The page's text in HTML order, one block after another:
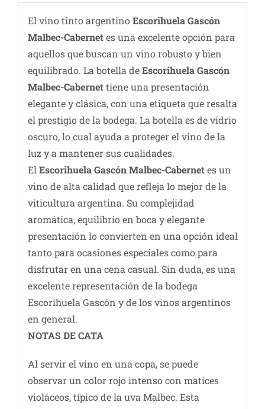
El vino tinto argentinoEscorihuela Gascón
Malbec-Cabernetes una excelente opción para
aquellos que buscan un vino robusto y bien
equilibrado. La botella deEscorihuela Gascón
Malbec-Cabernettiene una presentación
elegante y clásica, con una etiqueta que resalta
el prestigio de la bodega. La botella es de vidrio
oscuro, lo cual ayuda a proteger el vino de la
luz y a mantener sus cualidades.
El Escorihuela Gascón Malbec-Cabernetes un
vino de alta calidad que refleja lo mejor de la
viticultura argentina. Su complejidad
aromática, equilibrio en boca y elegante
presentación lo convierten en una opción ideal
tanto para ocasiones especiales como para
disfrutar en una cena casual. Sin duda, es una
excelente representación de la bodega
Escorihuela Gascón y de los vinos argentinos
en general.
NOTAS DE CATA
Al servir el vino en una copa, se puede
observar un color rojo intenso con matices
violáceos, típico de la uva Malbec. Esta